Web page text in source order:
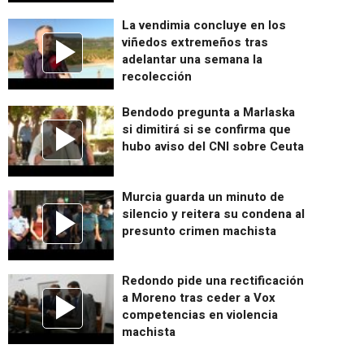
La vendimia concluye en los
viñedos extremeños tras
adelantar una semana la
recolección
Bendodo pregunta a Marlaska
si dimitirá si se confirma que
hubo aviso del CNI sobre Ceuta
Murcia guarda un minuto de
silencio y reitera su condena al
presunto crimen machista
Redondo pide una rectificación
a Moreno tras ceder a Vox
competencias en violencia
machista